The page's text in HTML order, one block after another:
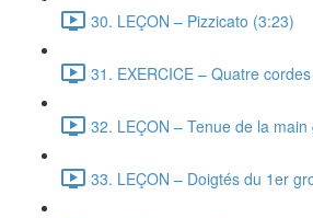
30. LEÇON – Pizzicato (3:23)
31. EXERCICE – Quatre
32. LEÇON – Tenue de la
33. LEÇON – Doigtés du 1er